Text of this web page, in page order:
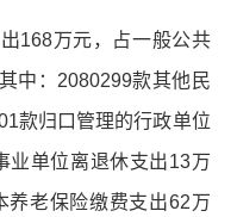
168万元，占一般公共
中：2080299款其他民
款归口管理的行政单位
业单位离退休支出13万
养老保险缴费支出62万